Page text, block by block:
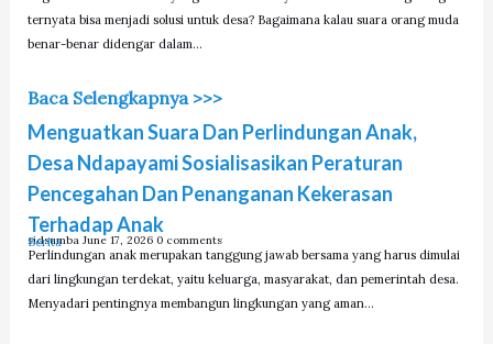
ternyata bisa menjadi solusi untuk desa? Bagaimana kalau suara orang muda
benar-benar didengar dalam…
Baca Selengkapnya >>>
Menguatkan Suara Dan Perlindungan Anak,
Desa Ndapayami Sosialisasikan Peraturan
Pencegahan Dan Penanganan Kekerasan
Terhadap Anak
sidsumba June 17, 2026 0 comments
Berita
Perlindungan anak merupakan tanggung jawab bersama yang harus dimulai
dari lingkungan terdekat, yaitu keluarga, masyarakat, dan pemerintah desa.
Menyadari pentingnya membangun lingkungan yang aman…